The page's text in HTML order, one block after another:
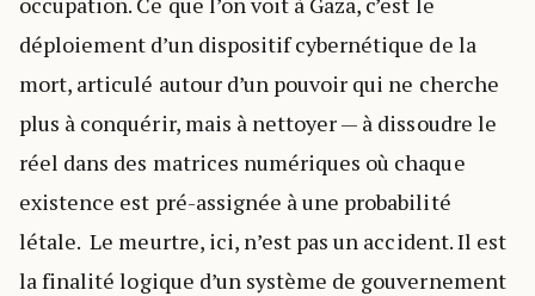
déploiement d’un dispositif cybernétique de la
mort, articulé autour d’un pouvoir qui ne cherche
plus à conquérir, mais à nettoyer — à dissoudre le
réel dans des matrices numériques où chaque
existence est pré-assignée à une probabilité
létale. Le meurtre, ici, n’est pas un accident. Il est
la finalité logique d’un système de gouvernement